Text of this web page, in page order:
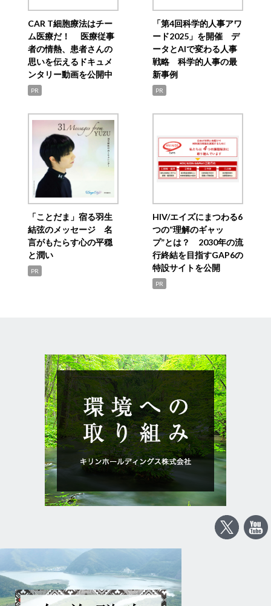
CAR T細胞療法はチー
ム医療だ！ 医療従事
者の情熱、患者さんの
思いを伝えるドキュメ
ンタリー動画を公開中
PR
「第4回科学的人事アワ
ード2025」を開催 デ
ータとAIで変わる人事
戦略 科学的人事の最
新事例
PR
「ことだま」宿る羽生
結弦のメッセージ 名
言がもたらす心の平穏
と潤い
PR
HIV/エイズにまつわる6
つの“理解のギャッ
プ”とは？ 2030年の流
行終結を目指すGAP6の
特設サイトを公開
PR